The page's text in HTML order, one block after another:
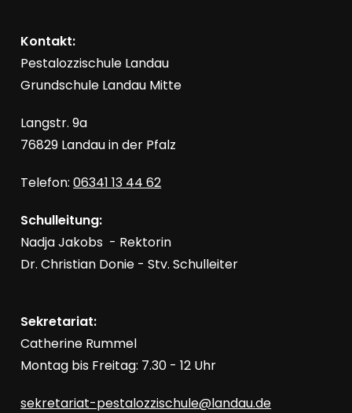
Kontakt:
Pestalozzischule Landau
Grundschule Landau Mitte
Langstr. 9a
76829 Landau in der Pfalz
Telefon:06341 13 44 62
Schulleitung:
Nadja Jakobs - Rektorin
Dr. Christian Donie - Stv. Schulleiter
Sekretariat:
Catherine Rummel
Montag bis Freitag: 7.30 - 12 Uhr
sekretariat-pestalozzischule@landau.de